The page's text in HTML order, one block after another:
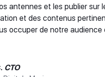
antennes et les publier sur
et des contenus
occuper de notre audience
CTO